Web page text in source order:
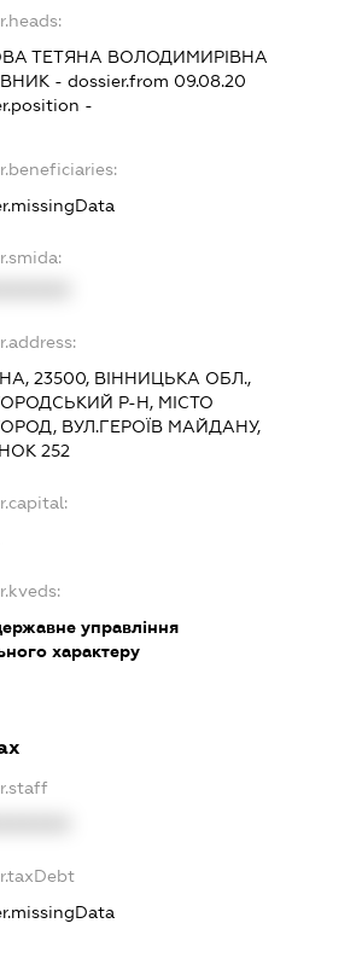
ТЕТЯНА ВОЛОДИМИРІВНА
- dossier.from 09.08.20
-
23500, ВІННИЦЬКА ОБЛ.,
Р-Н, МІСТО
ВУЛ.ГЕРОЇВ МАЙДАНУ,
252
управління
характеру